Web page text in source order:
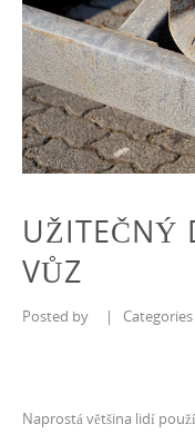
UŽITEČNÝ
VŮZ
Posted by | Categories
Naprostá většina lidí